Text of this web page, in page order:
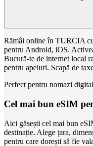
Rămâi online în TURCIA
pentru Android, iOS.
Bucură-te de internet local
pentru apeluri. Scapă de
Perfect pentru nomazi
Cel mai bun eSIM
Aici găsești cel mai bun
destinație. Alege țara,
pentru care dorești să fie